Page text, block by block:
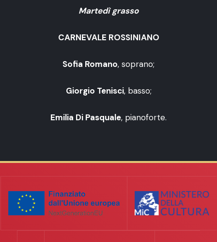
Martedì grasso
CARNEVALE ROSSINIANO
Sofia Romano, soprano;
Giorgio Tenisci, basso;
Emilia Di Pasquale, pianoforte.